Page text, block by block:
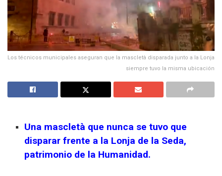
Los técnicos municipales aseguran que la mascletà disparada junto a la Lonja
siempre tuvo la misma ubicación
Una mascletà que nunca se tuvo que
disparar frente a la Lonja de la Seda,
patrimonio de la Humanidad.